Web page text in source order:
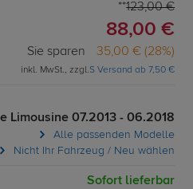
123,00 €
88,00 €
Sie sparen 35,00 € (28%)
inkl. MwSt., zzgl.S Versand ab 7,50 €
Limousine 07.2013 - 06.2018
Alle passenden Modelle
Nicht Ihr Fahrzeug / Neu wählen
Sofort lieferbar